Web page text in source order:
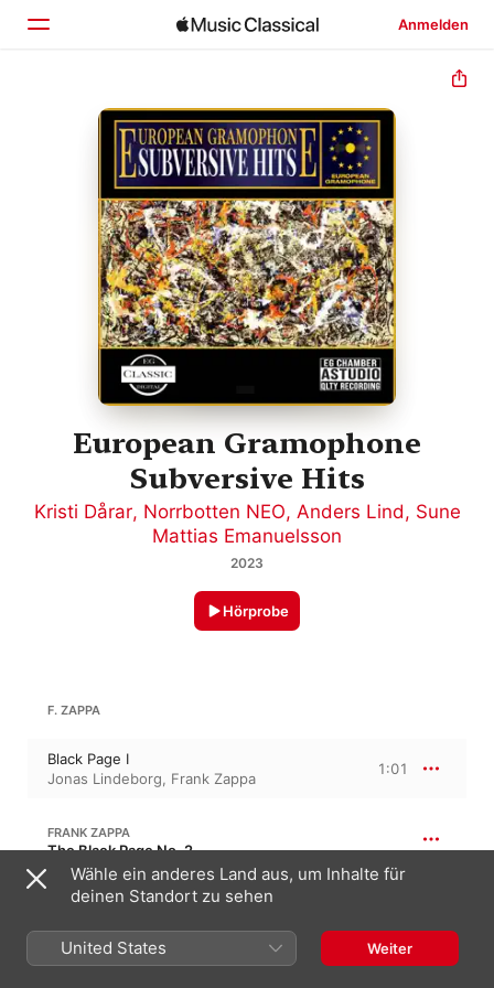
Anmelden
Startseite
Entdecken
Suchen
European Gramophone
Subversive Hits
Kristi Dårar, Norrbotten NEO, Anders Lind, Sune
Mattias Emanuelsson
2023
Hörprobe
F. ZAPPA
Black Page I
Jonas Lindeborg, Frank Zappa
1:01
FRANK ZAPPA
The Black Page No. 2
Black Page II
Wähle ein anderes Land aus, um Inhalte für
deinen Standort zu sehen
United States Weiter